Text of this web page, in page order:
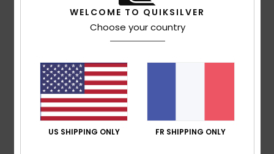
Je recommande ce produit
5
22 février 2026
Elle est de bonne qualité, elle est jolie et mon fils l'a adorée
Afficher original - Português
WELCOME TO QUIKSILVER
Choose your country
US SHIPPING ONLY FR SHIPPING ONLY